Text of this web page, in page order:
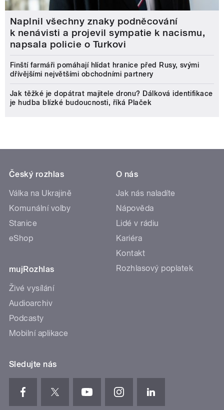
Naplnil všechny znaky podněcování
k nenávisti a projevil sympatie k nacismu,
napsala policie o Turkovi
Finští farmáři pomáhají hlídat hranice před Rusy, svými
dřívějšími největšími obchodními partnery
Jak těžké je dopátrat majitele dronu? Dálková identifikace
je hudba blízké budoucnosti, říká Plaček
Český rozhlas
Válka na Ukrajině
Komunální volby
Stanice
eShop
mujRozhlas
Živé vysílání
Audioarchiv
Podcasty
Mobilní aplikace
O nás
Jak nás naladíte
Nápověda
Lidé v rádiu
Kariéra
Kontakt
Rozhlasový poplatek
Sledujte nás